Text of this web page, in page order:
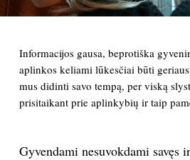
KULTŪRA
LAISVALAIKIS
KINAS
Informacijos gausa, beprotiška
aplinkos keliami lūkesčiai būti
mus didinti savo tempą, per viską
prisitaikant prie aplinkybių ir taip
Gyvendami nesuvokdami savęs